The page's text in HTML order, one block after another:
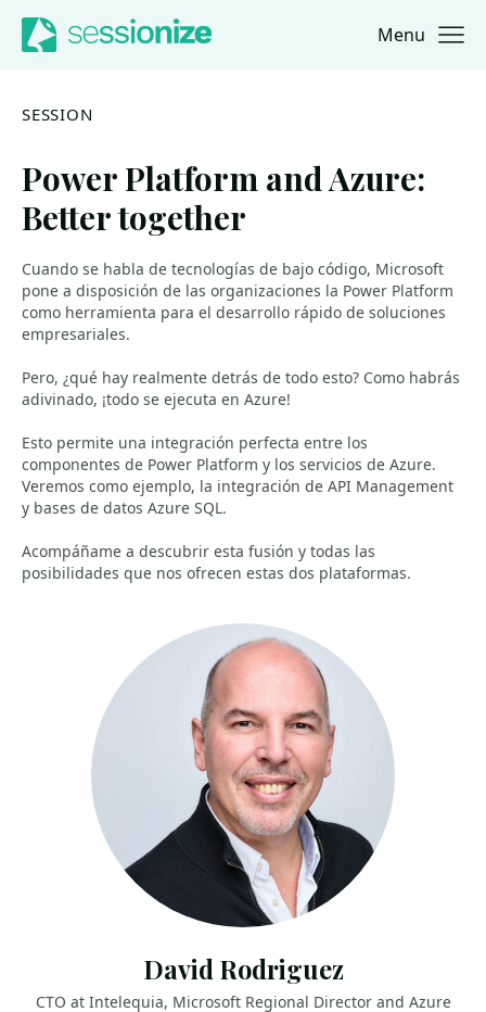
Jump to navigation
Jump to content Menu
SESSION
Power Platform and Azure:
Better together
Cuando se habla de tecnologías de bajo código, Microsoft
pone a disposición de las organizaciones la Power Platform
como herramienta para el desarrollo rápido de soluciones
empresariales.
Pero, ¿qué hay realmente detrás de todo esto? Como habrás
adivinado, ¡todo se ejecuta en Azure!
Esto permite una integración perfecta entre los
componentes de Power Platform y los servicios de Azure.
Veremos como ejemplo, la integración de API Management
y bases de datos Azure SQL.
Acompáñame a descubrir esta fusión y todas las
posibilidades que nos ofrecen estas dos plataformas.
David Rodriguez
CTO at Intelequia, Microsoft Regional Director and Azure